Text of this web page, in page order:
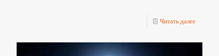
Читать далее